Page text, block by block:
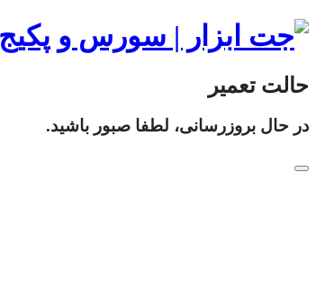
حالت تعمیر
در حال بروزرسانی، لطفا صبور باشید.